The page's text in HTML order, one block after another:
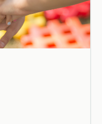
per il
l'anno 2022
COMUNICAZIONI